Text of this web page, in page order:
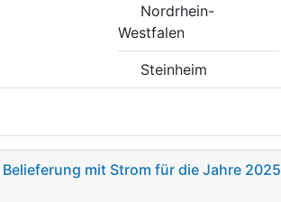
Nordrhein-
Westfalen
Steinheim
mit Strom für die Jahre 2025